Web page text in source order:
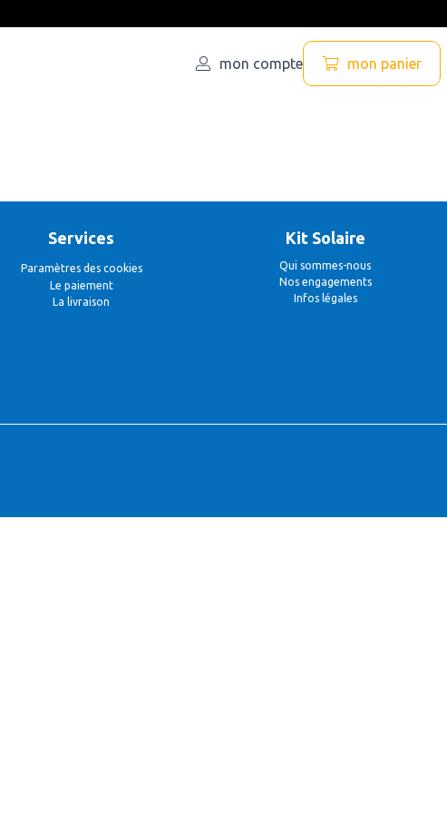
mon compte mon panier
Services
Paramètres des cookies
Le paiement
La livraison
Kit Solaire
Qui sommes-nous
Nos engagements
Infos légales